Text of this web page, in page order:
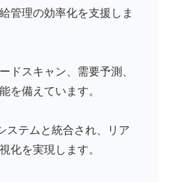
管理の効率化を支援しま
ドスキャン、需要予測、
を備えています。
ステムと統合され、リア
化を実現します。